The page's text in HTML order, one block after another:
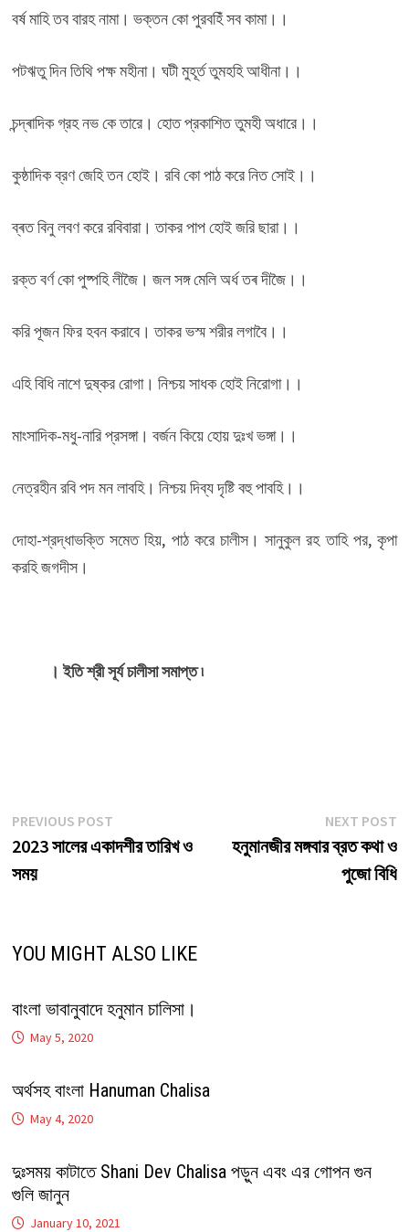
বর্ষ মাহি তব বারহ নামা। ভক্তন কো পুরবহিঁ সব কামা।।
পটঋতু দিন তিথি পক্ষ মহীনা। ঘটী মুহূর্ত তুমহহি আধীনা।।
চন্দ্ৰাদিক গ্রহ নভ কে তারে। হোত প্রকাশিত তুমহী অধারে।।
কুষ্ঠাদিক ব্রণ জেহি তন হোই। রবি কো পাঠ করে নিত সোই।।
ব্ৰত বিনু লবণ করে রবিবারা। তাকর পাপ হোই জরি ছারা।।
রক্ত বর্ণ কো পুষ্পহি লীজৈ। জল সঙ্গ মেলি অৰ্ধ তৰ দীজৈ।।
করি পূজন ফির হবন করাবে। তাকর ভস্ম শরীর লগাবৈ।।
এহি বিধি নাশে দুষ্কর রোগা। নিশ্চয় সাধক হোই নিরোগা।।
মাংসাদিক-মধু-নারি প্রসঙ্গা। বর্জন কিয়ে হোয় দুঃখ ভঙ্গা।।
নেত্রহীন রবি পদ মন লাবহি। নিশ্চয় দিব্য দৃষ্টি বহু পাবহি।।
দোহা-শ্রদ্ধাভক্তি সমেত হিয়, পাঠ করে চালীস। সানুকুল রহ তাহি পর, কৃপা
করহি জগদীস।
। ইতি শ্রী সূর্য চালীসা সমাপ্ত ৷
Post
navigation
PREVIOUS POSTPrevious
post:
2023 সালের একাদশীর তারিখ ও
সময়
NEXT POST
হনুমানজীর মঙ্গবার ব্রত কথা ও
পুজো বিধি
YOU MIGHT ALSO LIKE
বাংলা ভাবানুবাদে হনুমান চালিসা।
May 5, 2020
অর্থসহ বাংলা Hanuman Chalisa
May 4, 2020
দুঃসময় কাটাতে Shani Dev Chalisa পড়ুন এবং এর গোপন গুন
গুলি জানুন
January 10, 2021